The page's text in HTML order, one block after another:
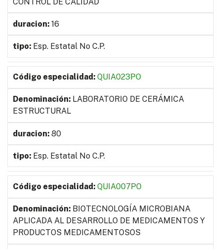
16
Esp. Estatal No C.P.
QUIA023PO
LABORATORIO DE CERÁMICA
ESTRUCTURAL
80
Esp. Estatal No C.P.
QUIA007PO
BIOTECNOLOGÍA MICROBIANA
APLICADA AL DESARROLLO DE MEDICAMENTOS Y
PRODUCTOS MEDICAMENTOSOS